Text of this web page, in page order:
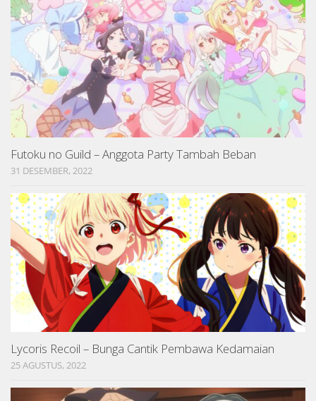
Futoku no Guild – Anggota Party Tambah Beban
31 DESEMBER, 2022
Lycoris Recoil – Bunga Cantik Pembawa Kedamaian
25 AGUSTUS, 2022